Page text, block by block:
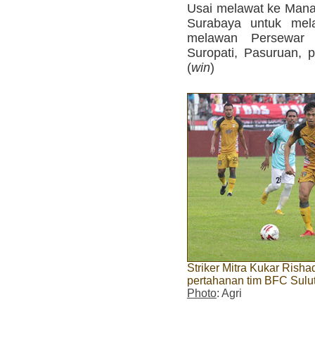
Usai melawat ke
Surabaya untuk
melawan
Suropati, Pasuruan,
(win)
Striker Mitra Kukar
pertahanan tim BFC
Photo: Agri